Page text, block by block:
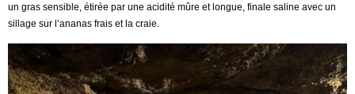
un gras sensible, étirée par une acidité mûre et longue, finale saline avec un
sillage sur l’ananas frais et la craie.